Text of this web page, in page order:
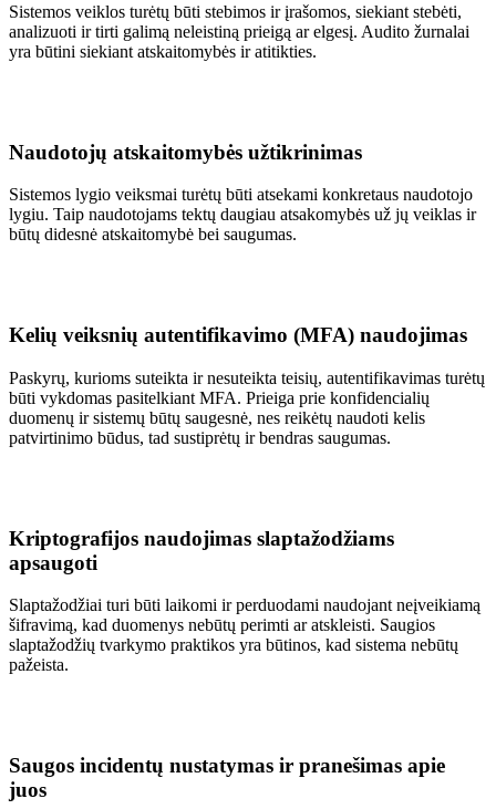
Sistemos veiklos turėtų būti stebimos ir įrašomos, siekiant stebėti,
analizuoti ir tirti galimą neleistiną prieigą ar elgesį. Audito žurnalai
yra būtini siekiant atskaitomybės ir atitikties.
Naudotojų atskaitomybės užtikrinimas
Sistemos lygio veiksmai turėtų būti atsekami konkretaus naudotojo
lygiu. Taip naudotojams tektų daugiau atsakomybės už jų veiklas ir
būtų didesnė atskaitomybė bei saugumas.
Kelių veiksnių autentifikavimo (MFA) naudojimas
Paskyrų, kurioms suteikta ir nesuteikta teisių, autentifikavimas turėtų
būti vykdomas pasitelkiant MFA. Prieiga prie konfidencialių
duomenų ir sistemų būtų saugesnė, nes reikėtų naudoti kelis
patvirtinimo būdus, tad sustiprėtų ir bendras saugumas.
Kriptografijos naudojimas slaptažodžiams
apsaugoti
Slaptažodžiai turi būti laikomi ir perduodami naudojant neįveikiamą
šifravimą, kad duomenys nebūtų perimti ar atskleisti. Saugios
slaptažodžių tvarkymo praktikos yra būtinos, kad sistema nebūtų
pažeista.
Saugos incidentų nustatymas ir pranešimas apie
juos